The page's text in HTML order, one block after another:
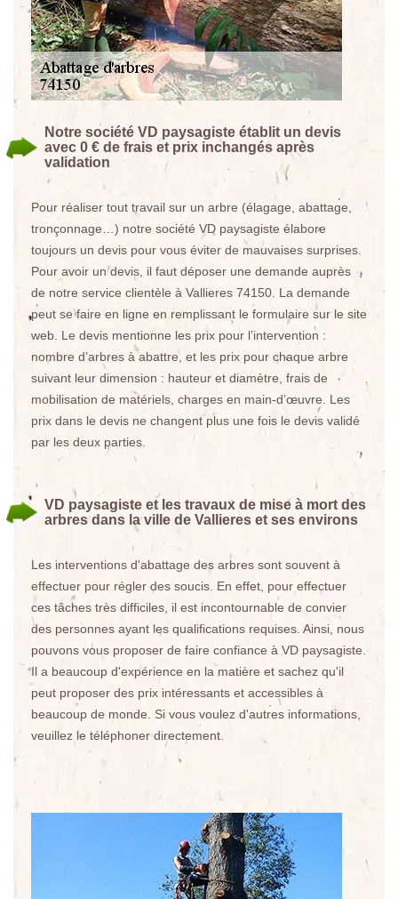
Notre société VD paysagiste établit un devis
avec 0 € de frais et prix inchangés après
validation
Pour réaliser tout travail sur un arbre (élagage, abattage,
tronçonnage…) notre société VD paysagiste élabore
toujours un devis pour vous éviter de mauvaises surprises.
Pour avoir un devis, il faut déposer une demande auprès
de notre service clientèle à Vallieres 74150. La demande
peut se faire en ligne en remplissant le formulaire sur le site
web. Le devis mentionne les prix pour l’intervention :
nombre d’arbres à abattre, et les prix pour chaque arbre
suivant leur dimension : hauteur et diamètre, frais de
mobilisation de matériels, charges en main-d’œuvre. Les
prix dans le devis ne changent plus une fois le devis validé
par les deux parties.
VD paysagiste et les travaux de mise à mort des
arbres dans la ville de Vallieres et ses environs
Les interventions d'abattage des arbres sont souvent à
effectuer pour régler des soucis. En effet, pour effectuer
ces tâches très difficiles, il est incontournable de convier
des personnes ayant les qualifications requises. Ainsi, nous
pouvons vous proposer de faire confiance à VD paysagiste.
Il a beaucoup d'expérience en la matière et sachez qu'il
peut proposer des prix intéressants et accessibles à
beaucoup de monde. Si vous voulez d'autres informations,
veuillez le téléphoner directement.